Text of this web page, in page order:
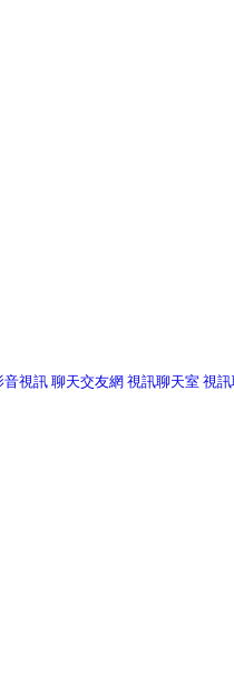
音視訊 聊天交友網 視訊聊天室 視